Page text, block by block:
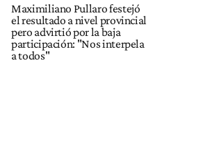
Maximiliano Pullaro festejó
el resultado a nivel provincial
pero advirtió por la baja
participación: "Nos interpela
a todos"